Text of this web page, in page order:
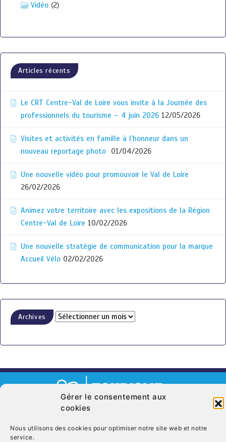
Gérer le consentement aux
cookies
Nous utilisons des cookies pour optimiser notre site web et notre
service.
Vidéo (2)
Articles récents
Le CRT Centre-Val de Loire vous invite à la Journée des
professionnels du tourisme – 4 juin 2026 12/05/2026
Visites et activités en famille à l’honneur dans un
nouveau reportage photo
01/04/2026
Une nouvelle vidéo pour promouvoir le Val de Loire
26/02/2026
Animez votre territoire avec les expositions de la Région
Centre-Val de Loire 10/02/2026
Une nouvelle stratégie de communication pour la marque
Accueil Vélo 02/02/2026
Archives
Qui sommes nous ? Mentions légales Politique de cookies (UE)